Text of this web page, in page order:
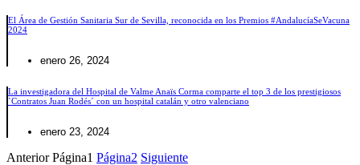
El Área de Gestión Sanitaria Sur de Sevilla, reconocida en los Premios #AndalucíaSeVacuna
2024
enero 26, 2024
La investigadora del Hospital de Valme Anaïs Corma comparte el top 3 de los prestigiosos
`Contratos Juan Rodés´ con un hospital catalán y otro valenciano
enero 23, 2024
Anterior Página1 Página2 Siguiente